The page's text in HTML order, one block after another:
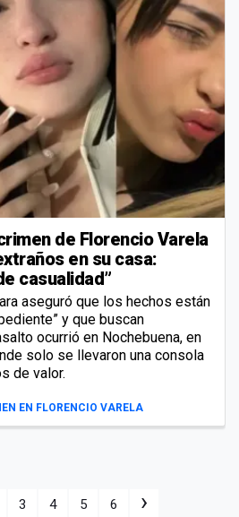
de Florencio Varela
en su casa:
casualidad”
aseguró que los hechos están
y que buscan
ocurrió en Nochebuena, en
solo se llevaron una consola
de valor.
EN FLORENCIO VARELA
3 4 5 6 ›